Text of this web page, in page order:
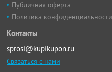
Публичная оферта
Политика конфиденциальности
Контакты
sprosi@kupikupon.ru
Связаться с нами